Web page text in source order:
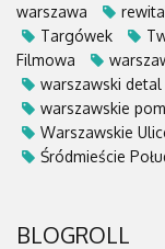
warszawa
Targówek
Filmowa
warszawski detal
warszawskie
Warszawskie
Śródmieście
BLOGROLL